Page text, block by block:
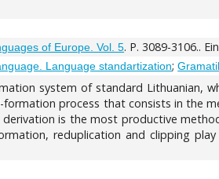
of Europe. Vol. 5. P. 3089-3106..
Language standartization;
system of standard Lithuanian,
process that consists in the
is the most productive
reduplication and clipping